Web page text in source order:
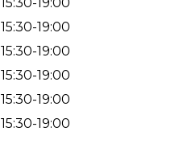
15:30-19:00
15:30-19:00
15:30-19:00
15:30-19:00
15:30-19:00